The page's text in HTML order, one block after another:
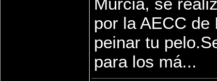
por la AECC
peinar tu
para los má...